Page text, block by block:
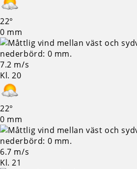
22°
0 mm
7.2 m/s
Kl. 20
22°
0 mm
6.7 m/s
Kl. 21